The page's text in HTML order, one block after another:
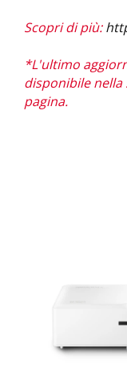
Scopri di più:
*L'ultimo
disponibile nella
pagina.